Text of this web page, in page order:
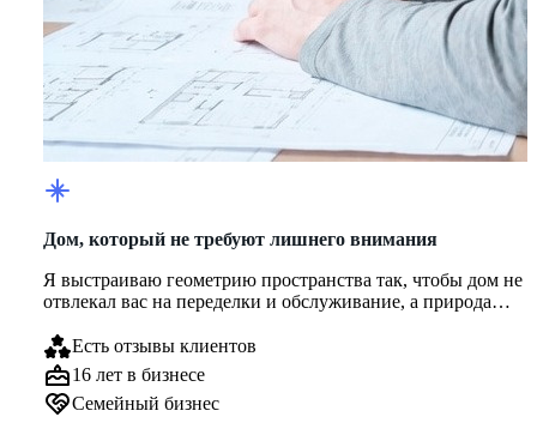
Дом, который не требуют лишнего внимания
Я выстраиваю геометрию пространства так, чтобы дом не
отвлекал вас на переделки и обслуживание, а природа
Есть отзывы клиентов
16 лет в бизнесе
Семейный бизнес